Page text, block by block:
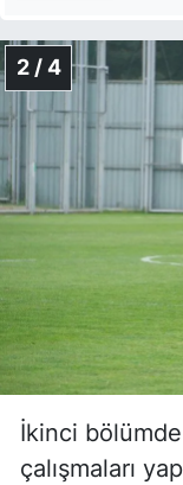
2 / 4
İkinci bölümde
çalışmaları